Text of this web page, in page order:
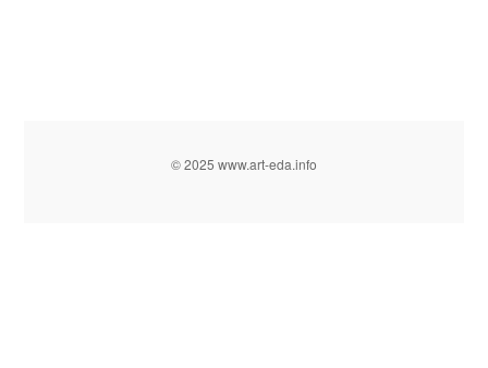
© 2025 www.art-eda.info